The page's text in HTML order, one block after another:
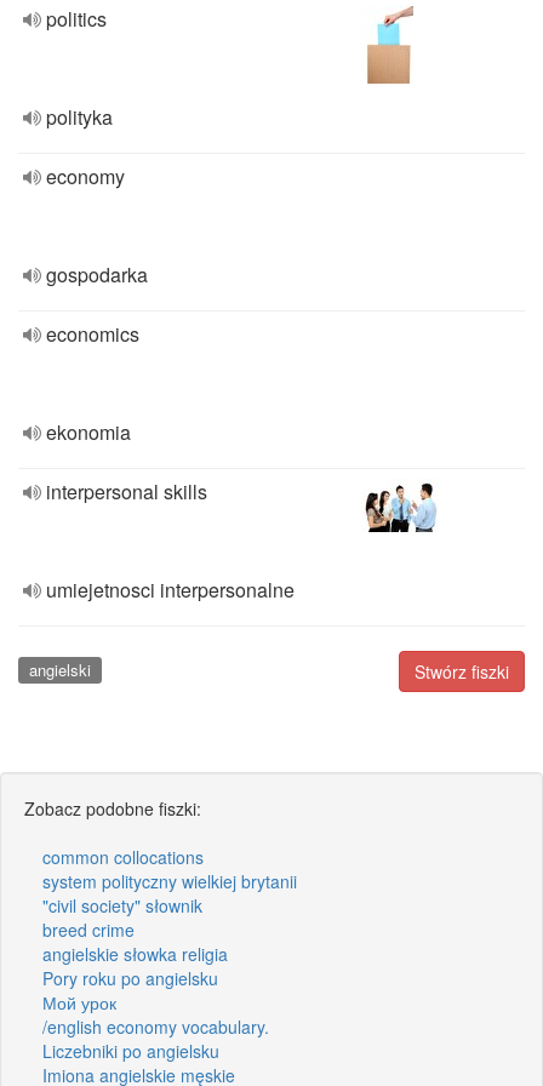
politics
polityka
economy
gospodarka
economics
ekonomia
interpersonal skills
umiejetnosci interpersonalne
Stwórz fiszki
angielski
Zobacz podobne fiszki:
common collocations
system polityczny wielkiej brytanii
"civil society" słownik
breed crime
angielskie słowka religia
Pory roku po angielsku
Мой урок
/english economy vocabulary.
Liczebniki po angielsku
Imiona angielskie męskie